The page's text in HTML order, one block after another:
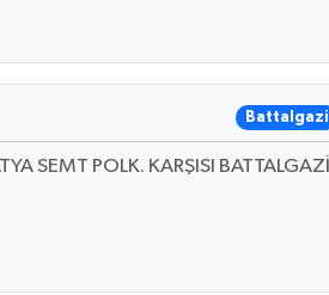
Battalgazi
SEMT POLK. KARŞISI BATTALGAZİ